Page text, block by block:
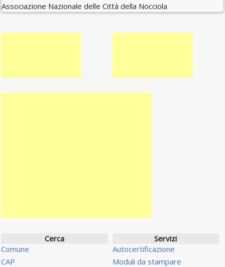
Associazione Nazionale delle Città della Nocciola
Cerca
Comune
CAP
Servizi
Autocertificazione
Moduli da stampare